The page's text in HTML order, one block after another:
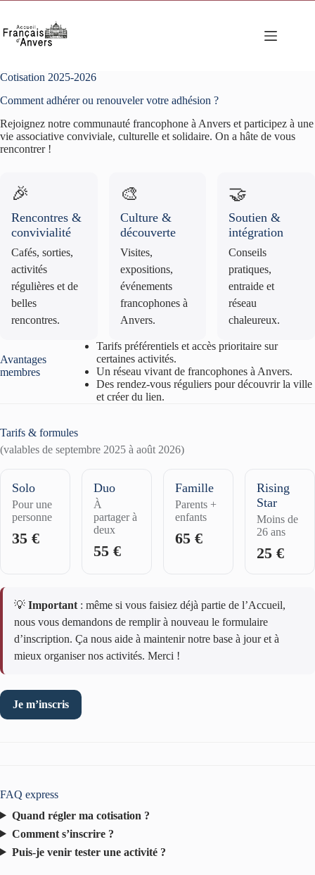
contenu
Cotisation 2025-2026
Comment adhérer ou renouveler votre adhésion ?
Rejoignez notre communauté francophone à Anvers et participez à une
vie associative conviviale, culturelle et solidaire. On a hâte de vous
rencontrer !
🎉
Rencontres &
convivialité
Cafés, sorties,
activités
régulières et de
belles
rencontres.
🎨
Culture &
découverte
Visites,
expositions,
événements
francophones à
Anvers.
🤝
Soutien &
intégration
Conseils
pratiques,
entraide et
réseau
chaleureux.
Avantages
membres
Tarifs préférentiels et accès prioritaire sur
certaines activités.
Un réseau vivant de francophones à Anvers.
Des rendez-vous réguliers pour découvrir la ville
et créer du lien.
Tarifs & formules
(valables de septembre 2025 à août 2026)
Solo
Pour une
personne
35 €
Duo
À
partager à
deux
55 €
Famille
Parents +
enfants
65 €
Rising
Star
Moins de
26 ans
25 €
💡 Important : même si vous faisiez déjà partie de l’Accueil,
nous vous demandons de remplir à nouveau le formulaire
d’inscription. Ça nous aide à maintenir notre base à jour et à
mieux organiser nos activités. Merci !
Je m’inscris
FAQ express
Quand régler ma cotisation ?
Comment s’inscrire ?
Puis-je venir tester une activité ?